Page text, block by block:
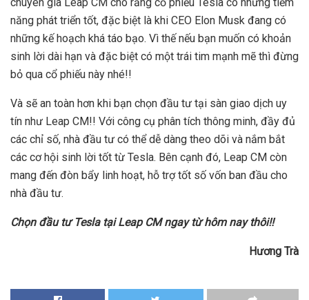
năng phát triển tốt, đặc biệt là khi CEO Elon Musk đang có
những kế hoạch khá táo bạo. Vì thế nếu bạn muốn có khoản
sinh lời dài hạn và đặc biệt có một trái tim mạnh mẽ thì đừng
bỏ qua cổ phiếu này nhé!!
Và sẽ an toàn hơn khi bạn chọn đầu tư tại sàn giao dịch uy
tín như Leap CM!! Với công cụ phân tích thông minh, đầy đủ
các chỉ số, nhà đầu tư có thể dễ dàng theo dõi và nắm bắt
các cơ hội sinh lời tốt từ Tesla. Bên cạnh đó, Leap CM còn
mang đến đòn bẩy linh hoạt, hỗ trợ tốt số vốn ban đầu cho
nhà đầu tư.
Chọn đầu tư Tesla tại Leap CM ngay từ hôm nay thôi!!
Hương Trà